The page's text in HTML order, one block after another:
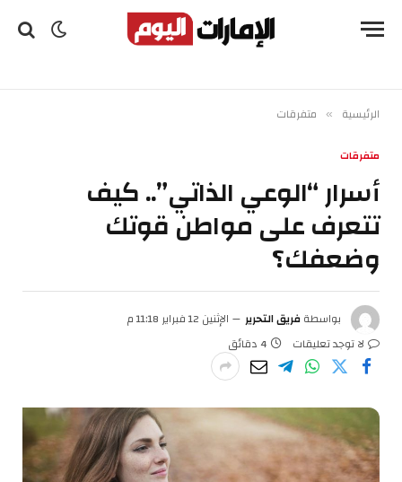
الرئيسية » متفرقات
متفرقات
أسرار “الوعي الذاتي”.. كيف
تتعرف على مواطن قوتك
وضعفك؟
بواسطةفريق التحرير
الإثنين 12 فبراير 11:18 م
لا توجد تعليقات
4 دقائق